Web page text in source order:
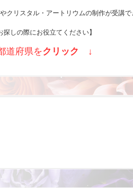
クリスタル・アートリウムの制作が受講
探しの際にお役立てください】
道府県をクリック ↓